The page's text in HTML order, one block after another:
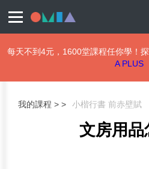
每天不到4元，1600堂課程任你學！
A PLUS
我的課程 > 小楷行書 前赤壁賦
文房用品